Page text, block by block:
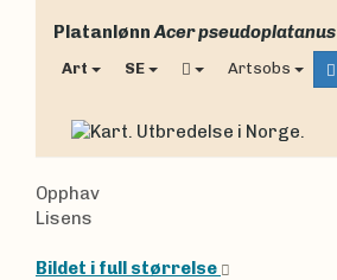
Platanlønn Acer pseudoplatanus
Art SE Artsobs
Opphav
Lisens
Bildet i full størrelse